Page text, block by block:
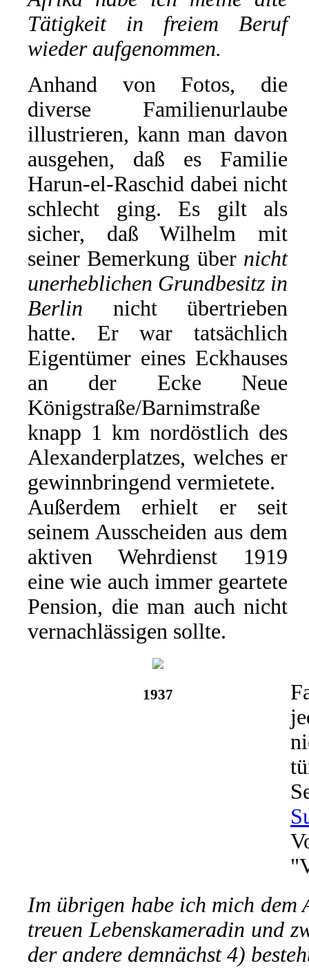
Tätigkeit in freiem Beruf
wieder aufgenommen.
Anhand von Fotos, die
diverse Familienurlaube
illustrieren, kann man davon
ausgehen, daß es Familie
Harun-el-Raschid dabei nicht
schlecht ging. Es gilt als
sicher, daß Wilhelm mit
seiner Bemerkung über nicht
unerheblichen Grundbesitz in
Berlin nicht übertrieben
hatte. Er war tatsächlich
Eigentümer eines Eckhauses
an der Ecke Neue
Königstraße/Barnimstraße
knapp 1 km nordöstlich des
Alexanderplatzes, welches er
gewinnbringend vermietete.
Außerdem erhielt er seit
seinem Ausscheiden aus dem
aktiven Wehrdienst 1919
eine wie auch immer geartete
Pension, die man auch nicht
vernachlässigen sollte.
1937
Im übrigen habe ich mich
treuen Lebenskameradin und
der andere demnächst 4)